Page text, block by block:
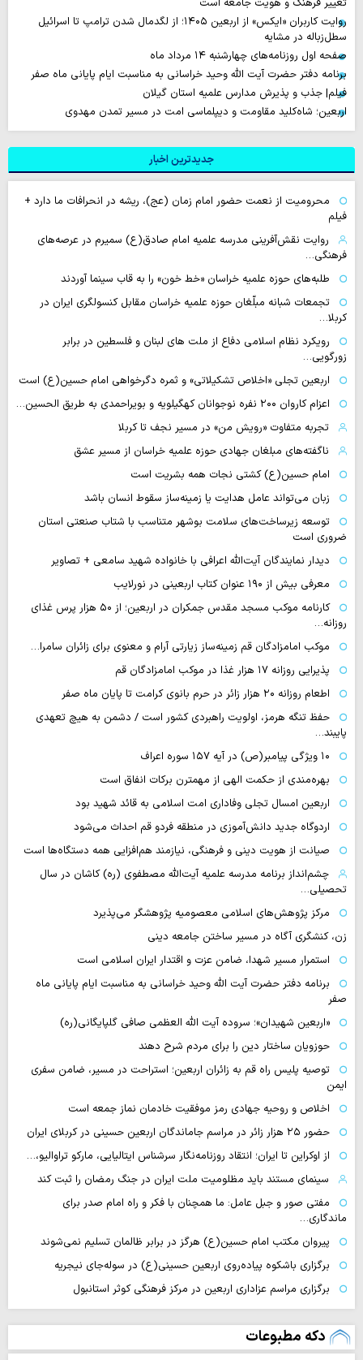
روایت‌ کاربران «ایکس» از اربعین ۱۴۰۵؛ از لگدمال شدن ترامپ تا اسرائیل
سطل‌زباله‌ در مشایه
صفحه اول روزنامه‌های چهارشنبه ۱۴ مرداد ماه
برنامه دفتر حضرت آیت الله وحید خراسانی به مناسبت ایام پایانی ماه صفر
فیلم| جذب و پذیرش مدارس علمیه استان گیلان
اربعین؛ شاه‌کلید مقاومت و دیپلماسی امت در مسیر تمدن مهدوی
جدیدترین اخبار
محرومیت از نعمت حضور امام زمان (عج)، ریشه در انحرافات ما دارد +
فیلم
روایت نقش‌آفرینی مدرسه علمیه امام صادق(ع) سمیرم در عرصه‌های
فرهنگی…
طلبه‌های حوزه علمیه خراسان «خط خون» را به قاب سینما آوردند
تجمعات شبانه مبلّغان حوزه علمیه خراسان مقابل کنسولگری ایران در
کربلا…
رویکرد نظام اسلامی دفاع از ملت های لبنان و فلسطین در برابر
زورگویی…
اربعین تجلی «اخلاص تشکیلاتی» و ثمره دگرخواهی امام حسین(ع) است
اعزام کاروان ۲۰۰ نفره نوجوانان کهگیلویه و بویراحمدی به طریق الحسین…
تجربه متفاوت «رویش من» در مسیر نجف تا کربلا
ناگفته‌های مبلغان جهادی حوزه علمیه خراسان از مسیر عشق
امام حسین(ع) کشتی نجات همه بشریت است
زبان می‌تواند عامل هدایت یا زمینه‌ساز سقوط انسان باشد
توسعه زیرساخت‌های سلامت بوشهر متناسب با شتاب صنعتی استان
ضروری است
دیدار نمایندگان آیت‌الله اعرافی با خانواده شهید سامعی + تصاویر
معرفی بیش از ۱۹۰ عنوان کتاب اربعینی در نورلایب
کارنامه موکب مسجد مقدس جمکران در اربعین؛ از ۵۰ هزار پرس غذای
روزانه…
موکب امامزادگان قم زمینه‌ساز زیارتی آرام و معنوی برای زائران سامرا…
پذیرایی روزانه ۱۷ هزار غذا در موکب امامزادگان قم
اطعام روزانه ۲۰ هزار زائر در حرم بانوی کرامت تا پایان ماه صفر
حفظ تنگه هرمز، اولویت راهبردی کشور است / دشمن به هیچ تعهدی
پایبند…
۱۰ ویژگی پیامبر(ص) در آیه ۱۵۷ سوره اعراف
بهره‌مندی از حکمت الهی از مهمترن برکات انفاق است
اربعین امسال تجلی وفاداری امت اسلامی به قائد شهید بود
اردوگاه جدید دانش‌آموزی در منطقه فردو قم احداث می‌شود
صیانت از هویت دینی و فرهنگی، نیازمند هم‌افزایی همه دستگاه‌ها است
چشم‌انداز برنامه مدرسه علمیه آیت‌الله مصطفوی (ره) کاشان در سال
تحصیلی…
مرکز پژوهش‌های اسلامی معصومیه پژوهشگر می‌پذیرد
زن، کنشگری آگاه در مسیر ساختن جامعه دینی
استمرار مسیر شهدا، ضامن عزت و اقتدار ایران اسلامی است
برنامه دفتر حضرت آیت الله وحید خراسانی به مناسبت ایام پایانی ماه
صفر
«اربعین شهیدان»؛ سروده آیت الله العظمی صافی گلپایگانی(ره)
حوزویان ساختار دین را برای مردم شرح دهند
توصیه پلیس راه قم به زائران اربعین؛ استراحت در مسیر، ضامن سفری
ایمن
اخلاص و روحیه جهادی رمز موفقیت خادمان نماز جمعه است
حضور ۲۵ هزار زائر در مراسم جاماندگان اربعین حسینی در کربلای ایران
از اوکراین تا ایران؛ انتقاد روزنامه‌نگار سرشناس ایتالیایی، مارکو تراوالیو،…
سینمای مستند باید مظلومیت ملت ایران در جنگ رمضان را ثبت کند
مفتی صور و جبل عامل: ما همچنان با فکر و راه امام صدر برای
ماندگاری…
پیروان مکتب امام حسین(ع) هرگز در برابر ظالمان تسلیم نمی‌شوند
برگزاری باشکوه پیاده‌روی اربعین حسینی(ع) در سوله‌جای نیجریه
برگزاری مراسم عزاداری اربعین در مرکز فرهنگی کوثر استانبول
دکه مطبوعات